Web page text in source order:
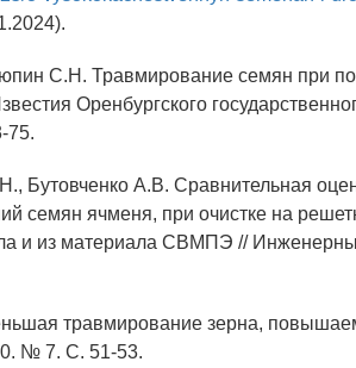
С.Н. Травмирование семян при
Оренбургского
75.
Бутовченко А.В. Сравнительная
семян ячменя, при очистке на
и из материала СВМПЭ //
травмирование зерна,
№ 7. С. 51-53.